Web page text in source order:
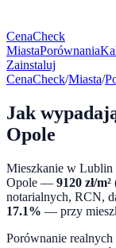
CenaCheck
MiastaPorównania
Zainstaluj
CenaCheck/Miasta/
Jak
Opole
Mieszkanie w Lublin
Opole — 9120 zł/m²
notarialnych, RCN,
17.1% — przy
Porównanie